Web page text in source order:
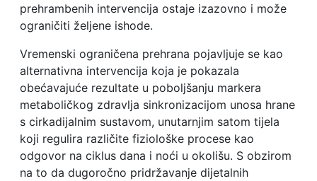
prehrambenih intervencija ostaje izazovno i može
ograničiti željene ishode.
Vremenski ograničena prehrana pojavljuje se kao
alternativna intervencija koja je pokazala
obećavajuće rezultate u poboljšanju markera
metaboličkog zdravlja sinkronizacijom unosa hrane
s cirkadijalnim sustavom, unutarnjim satom tijela
koji regulira različite fiziološke procese kao
odgovor na ciklus dana i noći u okolišu. S obzirom
na to da dugoročno pridržavanje dijetalnih